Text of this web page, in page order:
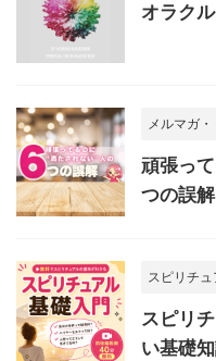
オラク
メルマガ・
頑張っ
つの誤解
スピリチュ
スピリ
い基礎